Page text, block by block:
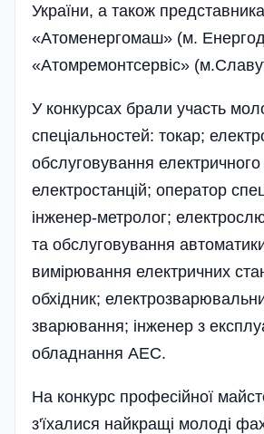
України, а також
«Атоменергомаш» (м.
«Атомремонтсервіс»
У конкурсах брали участь
спеціальностей: токар;
обслуговування
електростанцій; оператор
інженер-метролог;
та обслуговування
вимірювання електричних
обхідник;
зварювання; інженер з
обладнання АЕС.
На конкурс професійної
з'їхалися найкращі молоді